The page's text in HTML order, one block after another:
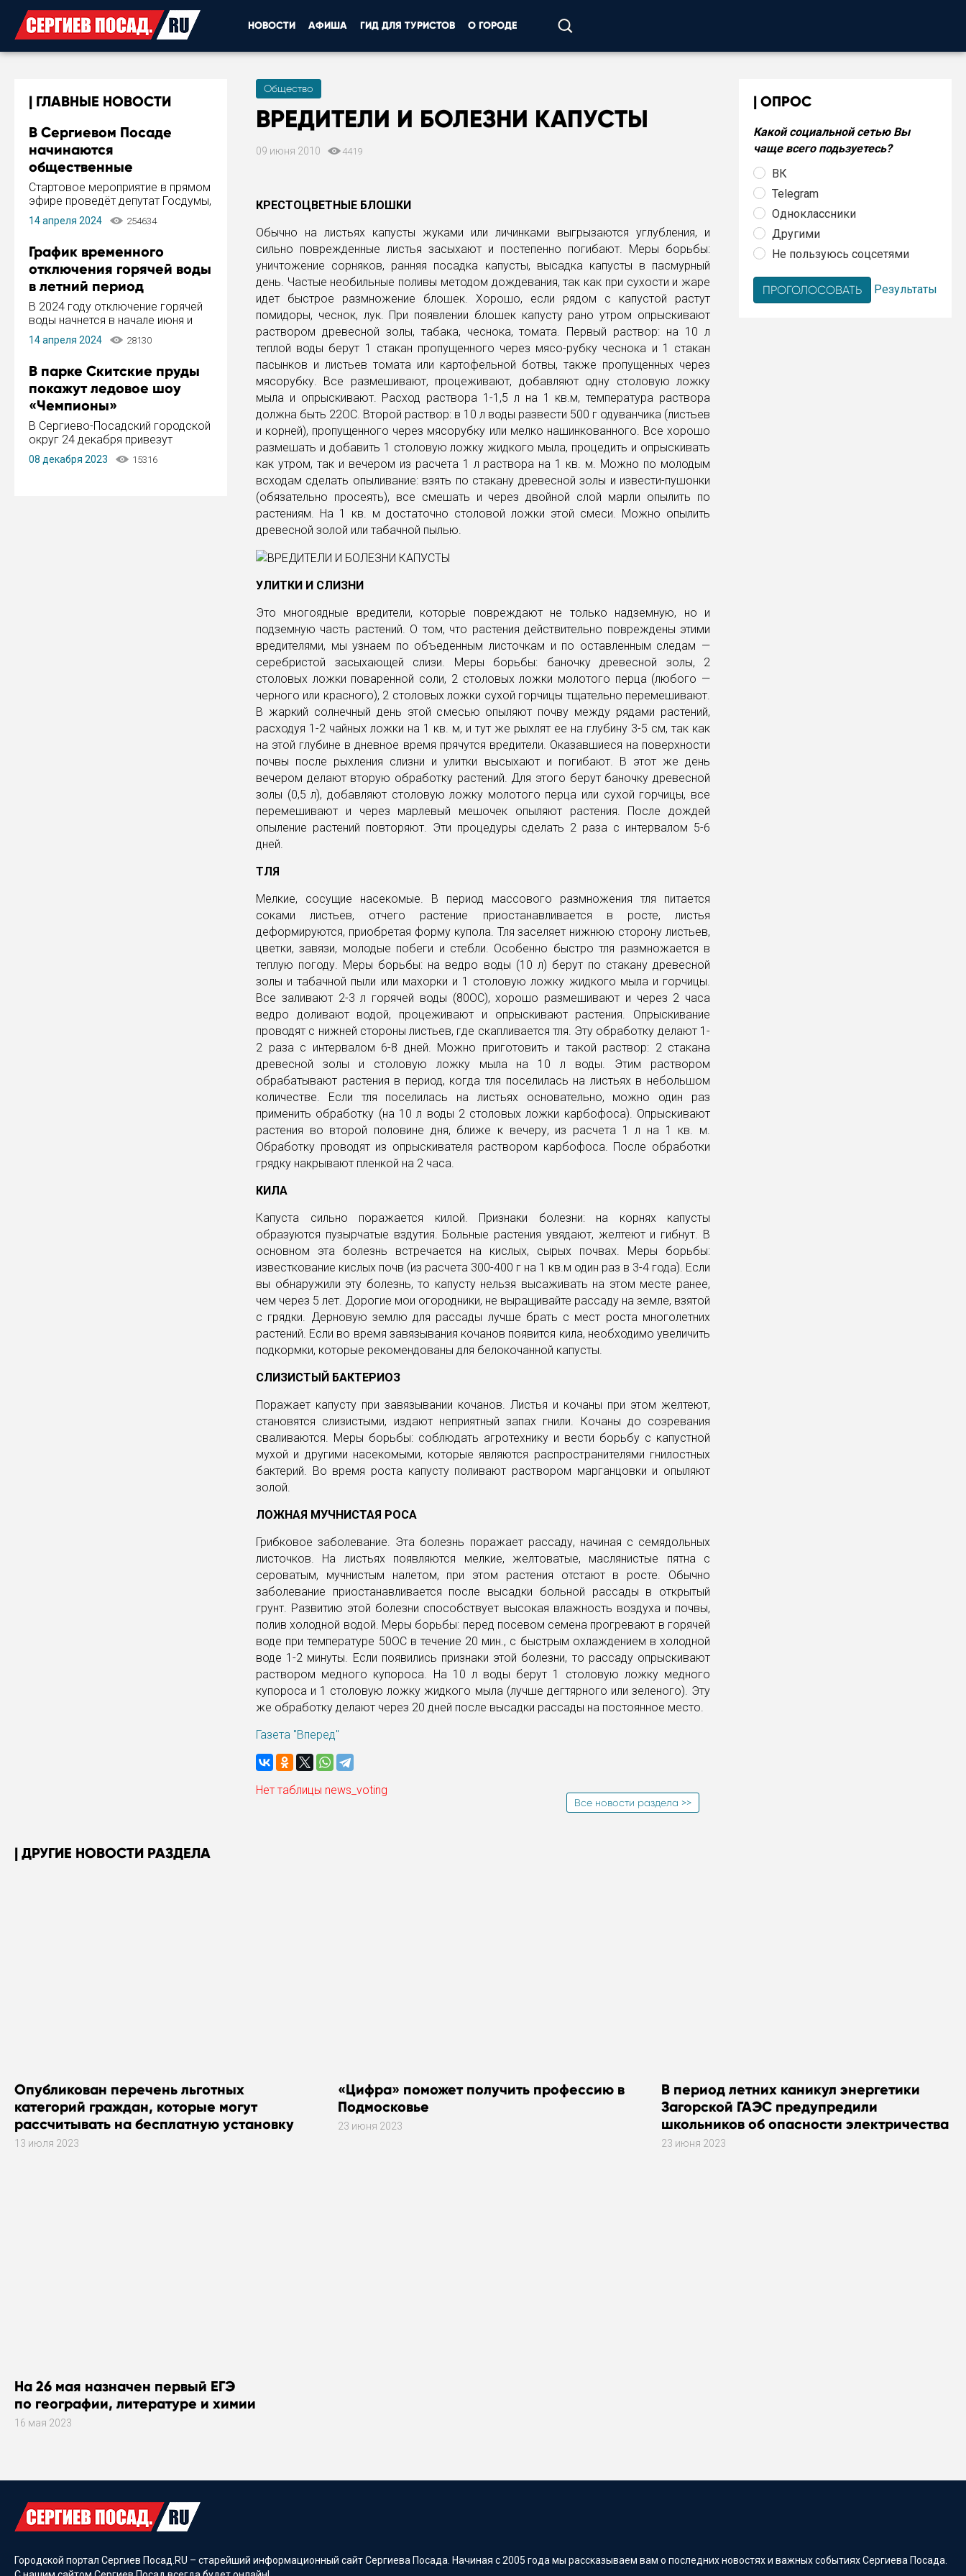
НОВОСТИ АФИША ГИД ДЛЯ ТУРИСТОВ О ГОРОДЕ
ГЛАВНЫЕ НОВОСТИ
В Сергиевом Посаде
начинаются
общественные
обсуждения Стратегии
развития города
Стартовое мероприятие в прямом
эфире проведёт депутат Госдумы,
инициатор и автор Концепции
развития Сергиева Посада и
Пахомов.
14 апреля 2024 254634
График временного
отключения горячей воды
в летний период
В 2024 году отключение горячей
воды начнется в начале июня и
завершится в конце августа.
Период отключения составит не
14 апреля 2024 28130
В парке Скитские пруды
покажут ледовое шоу
«Чемпионы»
В Сергиево-Посадский городской
округ 24 декабря привезут
ледовый тур «Чемпионы»
заслуженного мастера спорта,
08 декабря 2023 15316
Общество
ВРЕДИТЕЛИ И БОЛЕЗНИ КАПУСТЫ
09 июня 2010 4419
КРЕСТОЦВЕТНЫЕ БЛОШКИ
Обычно на листьях капусты жуками или личинками выгрызаются углубления, и
сильно поврежденные листья засыхают и постепенно погибают. Меры борьбы:
уничтожение сорняков, ранняя посадка капусты, высадка капусты в пасмурный
день. Частые необильные поливы методом дождевания, так как при сухости и жаре
идет быстрое размножение блошек. Хорошо, если рядом с капустой растут
помидоры, чеснок, лук. При появлении блошек капусту рано утром опрыскивают
раствором древесной золы, табака, чеснока, томата. Первый раствор: на 10 л
теплой воды берут 1 стакан пропущенного через мясо-рубку чеснока и 1 стакан
пасынков и листьев томата или картофельной ботвы, также пропущенных через
мясорубку. Все размешивают, процеживают, добавляют одну столовую ложку
мыла и опрыскивают. Расход раствора 1-1,5 л на 1 кв.м, температура раствора
должна быть 22ОС. Второй раствор: в 10 л воды развести 500 г одуванчика (листьев
и корней), пропущенного через мясорубку или мелко нашинкованного. Все хорошо
размешать и добавить 1 столовую ложку жидкого мыла, процедить и опрыскивать
как утром, так и вечером из расчета 1 л раствора на 1 кв. м. Можно по молодым
всходам сделать опыливание: взять по стакану древесной золы и извести-пушонки
(обязательно просеять), все смешать и через двойной слой марли опылить по
растениям. На 1 кв. м достаточно столовой ложки этой смеси. Можно опылить
древесной золой или табачной пылью.
УЛИТКИ И СЛИЗНИ
Это многоядные вредители, которые повреждают не только надземную, но и
подземную часть растений. О том, что растения действительно повреждены этими
вредителями, мы узнаем по объеденным листочкам и по оставленным следам —
серебристой засыхающей слизи. Меры борьбы: баночку древесной золы, 2
столовых ложки поваренной соли, 2 столовых ложки молотого перца (любого —
черного или красного), 2 столовых ложки сухой горчицы тщательно перемешивают.
В жаркий солнечный день этой смесью опыляют почву между рядами растений,
расходуя 1-2 чайных ложки на 1 кв. м, и тут же рыхлят ее на глубину 3-5 см, так как
на этой глубине в дневное время прячутся вредители. Оказавшиеся на поверхности
почвы после рыхления слизни и улитки высыхают и погибают. В этот же день
вечером делают вторую обработку растений. Для этого берут баночку древесной
золы (0,5 л), добавляют столовую ложку молотого перца или сухой горчицы, все
перемешивают и через марлевый мешочек опыляют растения. После дождей
опыление растений повторяют. Эти процедуры сделать 2 раза с интервалом 5-6
дней.
ТЛЯ
Мелкие, сосущие насекомые. В период массового размножения тля питается
соками листьев, отчего растение приостанавливается в росте, листья
деформируются, приобретая форму купола. Тля заселяет нижнюю сторону листьев,
цветки, завязи, молодые побеги и стебли. Особенно быстро тля размножается в
теплую погоду. Меры борьбы: на ведро воды (10 л) берут по стакану древесной
золы и табачной пыли или махорки и 1 столовую ложку жидкого мыла и горчицы.
Все заливают 2-3 л горячей воды (80ОС), хорошо размешивают и через 2 часа
ведро доливают водой, процеживают и опрыскивают растения. Опрыскивание
проводят с нижней стороны листьев, где скапливается тля. Эту обработку делают 1-
2 раза с интервалом 6-8 дней. Можно приготовить и такой раствор: 2 стакана
древесной золы и столовую ложку мыла на 10 л воды. Этим раствором
обрабатывают растения в период, когда тля поселилась на листьях в небольшом
количестве. Если тля поселилась на листьях основательно, можно один раз
применить обработку (на 10 л воды 2 столовых ложки карбофоса). Опрыскивают
растения во второй половине дня, ближе к вечеру, из расчета 1 л на 1 кв. м.
Обработку проводят из опрыскивателя раствором карбофоса. После обработки
грядку накрывают пленкой на 2 часа.
КИЛА
Капуста сильно поражается килой. Признаки болезни: на корнях капусты
образуются пузырчатые вздутия. Больные растения увядают, желтеют и гибнут. В
основном эта болезнь встречается на кислых, сырых почвах. Меры борьбы:
известкование кислых почв (из расчета 300-400 г на 1 кв.м один раз в 3-4 года). Если
вы обнаружили эту болезнь, то капусту нельзя высаживать на этом месте ранее,
чем через 5 лет. Дорогие мои огородники, не выращивайте рассаду на земле, взятой
с грядки. Дерновую землю для рассады лучше брать с мест роста многолетних
растений. Если во время завязывания кочанов появится кила, необходимо увеличить
подкормки, которые рекомендованы для белокочанной капусты.
СЛИЗИСТЫЙ БАКТЕРИОЗ
Поражает капусту при завязывании кочанов. Листья и кочаны при этом желтеют,
становятся слизистыми, издают неприятный запах гнили. Кочаны до созревания
сваливаются. Меры борьбы: соблюдать агротехнику и вести борьбу с капустной
мухой и другими насекомыми, которые являются распространителями гнилостных
бактерий. Во время роста капусту поливают раствором марганцовки и опыляют
золой.
ЛОЖНАЯ МУЧНИСТАЯ РОСА
Грибковое заболевание. Эта болезнь поражает рассаду, начиная с семядольных
листочков. На листьях появляются мелкие, желтоватые, маслянистые пятна с
сероватым, мучнистым налетом, при этом растения отстают в росте. Обычно
заболевание приостанавливается после высадки больной рассады в открытый
грунт. Развитию этой болезни способствует высокая влажность воздуха и почвы,
полив холодной водой. Меры борьбы: перед посевом семена прогревают в горячей
воде при температуре 50ОС в течение 20 мин., с быстрым охлаждением в холодной
воде 1-2 минуты. Если появились признаки этой болезни, то рассаду опрыскивают
раствором медного купороса. На 10 л воды берут 1 столовую ложку медного
купороса и 1 столовую ложку жидкого мыла (лучше дегтярного или зеленого). Эту
же обработку делают через 20 дней после высадки рассады на постоянное место.
Газета "Вперед"
Нет таблицы news_voting
Все новости раздела >>
ОПРОС
Какой социальной сетью Вы
чаще всего подьзуетесь?
ВК
Telegram
Одноклассники
Другими
Не пользуюсь соцсетями
Результаты
ДРУГИЕ НОВОСТИ РАЗДЕЛА
Опубликован перечень льготных
категорий граждан, которые могут
рассчитывать на бесплатную установку
газового оборудования
13 июля 2023
«Цифра» поможет получить профессию в
Подмосковье
23 июня 2023
В период летних каникул энергетики
Загорской ГАЭС предупредили
школьников об опасности электричества
23 июня 2023
На 26 мая назначен первый ЕГЭ
по географии, литературе и химии
16 мая 2023
Городской портал Сергиев Посад.RU – старейший информационный сайт Сергиева Посада. Начиная с 2005 года мы рассказываем вам о последних новостях и важных событиях Сергиева Посада.